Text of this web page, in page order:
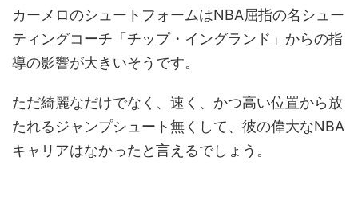
カーメロのシュートフォームはNBA屈指の名シュー
ティングコーチ「チップ・イングランド」からの指
導の影響が大きいそうです。
ただ綺麗なだけでなく、速く、かつ高い位置から放
たれるジャンプシュート無くして、彼の偉大なNBA
キャリアはなかったと言えるでしょう。